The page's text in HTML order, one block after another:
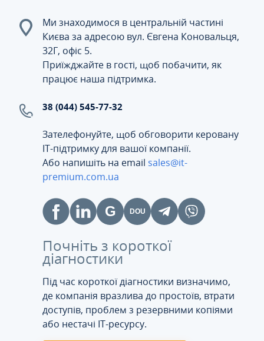
Ми знаходимося в центральній частині
Києва за адресою вул. Євгена Коновальця,
32Г, офіс 5.
Приїжджайте в гості, щоб побачити, як
працює наша підтримка.
38 (044) 545-77-32
Зателефонуйте, щоб обговорити керовану
ІТ-підтримку для вашої компанії.
Або напишіть на email sales@it-
premium.com.ua
Почніть з короткої
діагностики
Під час короткої діагностики визначимо,
де компанія вразлива до простоїв, втрати
доступів, проблем з резервними копіями
або нестачі IT-ресурсу.